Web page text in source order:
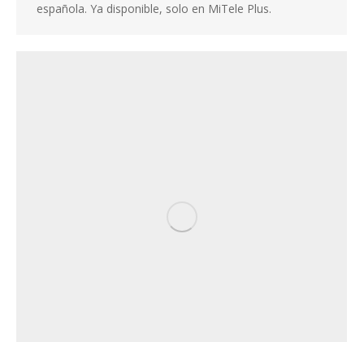
española. Ya disponible, solo en MiTele Plus.